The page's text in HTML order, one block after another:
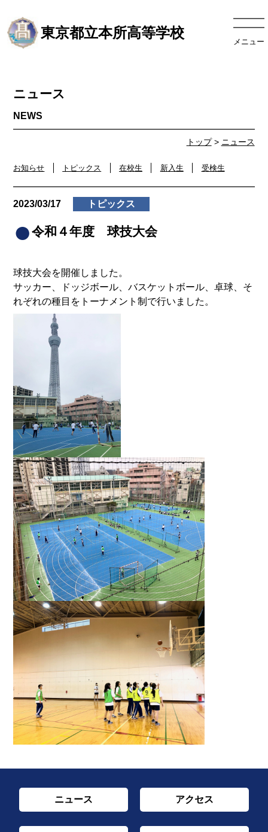
東京都立本所高等学校
メニュー
トップ> ニュース
ニュース
お知らせ トピックス 在校生 新入生 受検生
2023/03/17 トピックス
令和４年度 球技大会
球技大会を開催しました。
サッカー、ドッジボール、バスケットボール、卓球、そ
れぞれの種目をトーナメント制で行いました。
ニュース アクセス